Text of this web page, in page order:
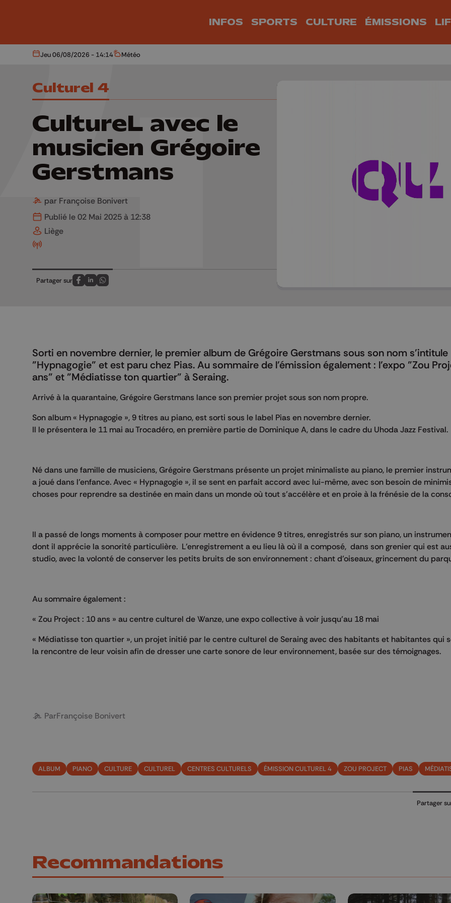
INFOS SPORTS CULTURE ÉMISSIONS
Aujourd'hui
Jeu 06/08/2026 - 14:14 Météo
Météo
Culturel 4
CultureL avec le
musicien Grégoire
Gerstmans
par Françoise Bonivert
Publié le 02 Mai 2025 à 12:38
Liège
Partager sur
Partagez sur FaceBook
Partagez sur LinkedIn
Partagez sur Whatsapp Mettre en pause
Sorti en novembre dernier, le premier album de Grégoire Gerstmans sous son nom s'intitule
"Hypnagogie" et est paru chez Pias. Au sommaire de l'émission également : l'expo "Zou
ans" et "Médiatisse ton quartier" à Seraing.
Arrivé à la quarantaine, Grégoire Gerstmans lance son premier projet sous son nom propre.
Son album « Hypnagogie », 9 titres au piano, est sorti sous le label Pias en novembre dernier.
Il le présentera le 11 mai au Trocadéro, en première partie de Dominique A, dans le cadre du Uhoda Jazz Festival.
Né dans une famille de musiciens, Grégoire Gerstmans présente un projet minimaliste au piano, le premier
a joué dans l’enfance. Avec « Hypnagogie », il se sent en parfait accord avec lui-même, avec son besoin de
choses pour reprendre sa destinée en main dans un monde où tout s’accélère et en proie à la frénésie de la
Il a passé de longs moments à composer pour mettre en évidence 9 titres, enregistrés sur son piano, un
dont il apprécie la sonorité particulière. L’enregistrement a eu lieu là où il a composé, dans son grenier qui est
studio, avec la volonté de conserver les petits bruits de son environnement : chant d’oiseaux, grincement du
Au sommaire également :
« Zou Project : 10 ans » au centre culturel de Wanze, une expo collective à voir jusqu’au 18 mai
« Médiatisse ton quartier », un projet initié par le centre culturel de Seraing avec des habitants et habitantes qui
la rencontre de leur voisin afin de dresser une carte sonore de leur environnement, basée sur des témoignages.
ParFrançoise Bonivert
ALBUM PIANO CULTURE CULTUREL CENTRES CULTURELS ÉMISSION CULTUREL 4 ZOU PROJECT PIAS
Partager
Recommandations